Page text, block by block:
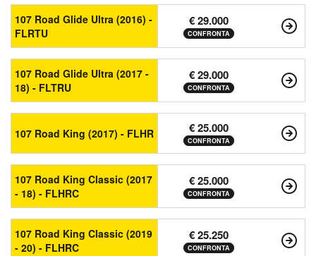
107 Road Glide Ultra (2016) -
FLRTU
€ 29.000
CONFRONTA
107 Road Glide Ultra (2017 -
18) - FLTRU
€ 29.000
CONFRONTA
107 Road King (2017) - FLHR € 25.000
CONFRONTA
107 Road King Classic (2017
- 18) - FLHRC
€ 25.000
CONFRONTA
107 Road King Classic (2019
- 20) - FLHRC
€ 25.250
CONFRONTA